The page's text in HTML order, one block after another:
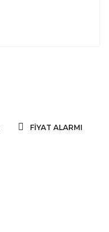
FIYAT ALARMI